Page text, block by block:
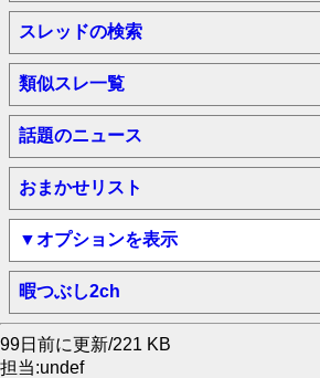
スレッドの検索
類似スレ一覧
話題のニュース
おまかせリスト
▼オプションを表示
暇つぶし2ch
99日前に更新/221 KB
担当:undef